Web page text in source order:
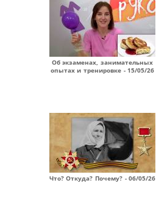
Об экзаменах, занимательных
опытах и тренировке - 15/05/26
Что? Откуда? Почему? - 06/05/26